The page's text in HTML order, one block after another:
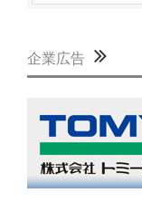
企業広告